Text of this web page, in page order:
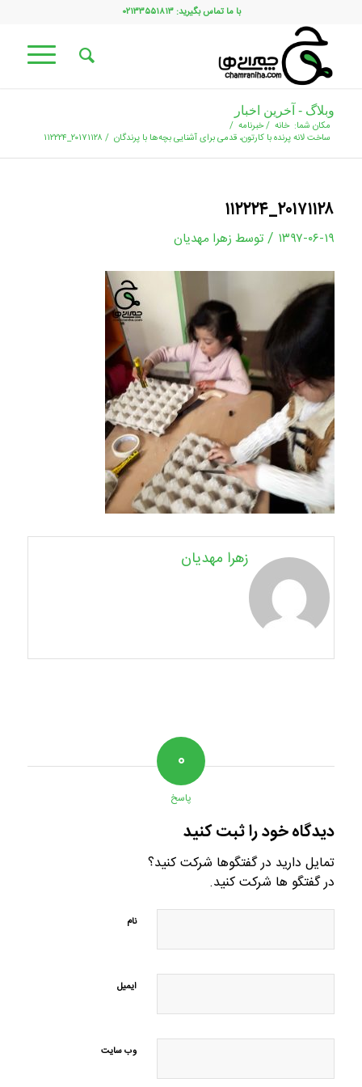
با ما تماس بگیرید: ۰۲۱۳۳۵۵۱۸۱۳
وبلاگ - آخرین اخبار
مکان شما: خانه /خبرنامه /
ساخت لانه پرنده با کارتون، قدمی برای آشنایی بچه‌ها با پرندگان / ۲۰۱۷۱۱۲۸_۱۱۲۲۲۴
۲۰۱۷۱۱۲۸_۱۱۲۲۲۴
۱۳۹۷-۰۶-۱۹ / توسط زهرا مهدیان
زهرا مهدیان
۰
پاسخ
دیدگاه خود را ثبت کنید
تمایل دارید در گفتگوها شرکت کنید؟
در گفتگو ها شرکت کنید.
نام
ایمیل
وب‌ سایت